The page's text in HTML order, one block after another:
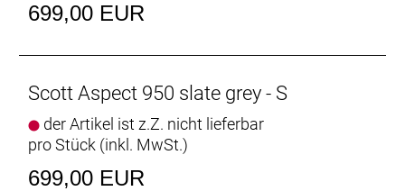
699,00 EUR
Scott Aspect 950 slate grey - S
der Artikel ist z.Z. nicht lieferbar
pro Stück (inkl. MwSt.)
699,00 EUR